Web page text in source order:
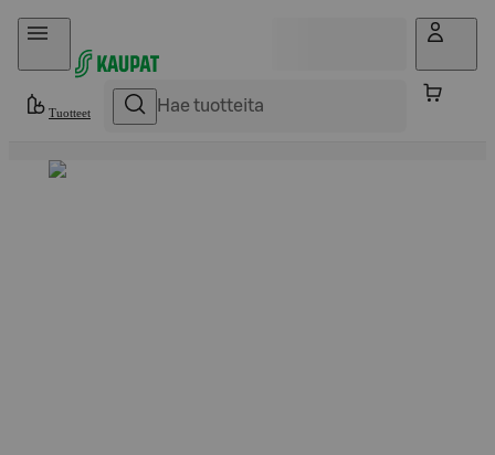
Hyppää sisältöön
Tuotteet